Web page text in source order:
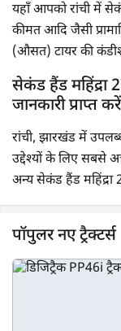
यहाँ आपको रांची में
कीमत आदि जैसी
(औसत) टायर की
सेकंड हैंड महिंद्रा
जानकारी प्राप्त करें
रांची, झारखंड में
उद्देश्यों के लिए सबसे
अन्य सेकंड हैंड
पॉपुलर नए ट्रैक्टर्स